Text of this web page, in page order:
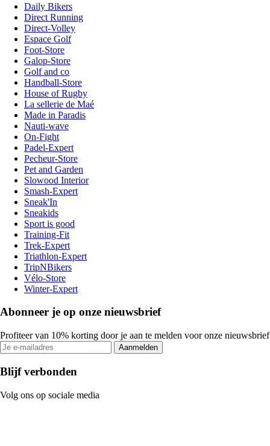
Daily Bikers
Direct Running
Direct-Volley
Espace Golf
Foot-Store
Galop-Store
Golf and co
Handball-Store
House of Rugby
La sellerie de Maé
Made in Paradis
Nauti-wave
On-Fight
Padel-Expert
Pecheur-Store
Pet and Garden
Slowood Interior
Smash-Expert
Sneak'In
Sneakids
Sport is good
Training-Fit
Trek-Expert
Triathlon-Expert
TripNBikers
Vélo-Store
Winter-Expert
Abonneer je op onze nieuwsbrief
Profiteer van 10% korting door je aan te melden voor onze nieuwsbrief
Aanmelden
Blijf verbonden
Volg ons op sociale media